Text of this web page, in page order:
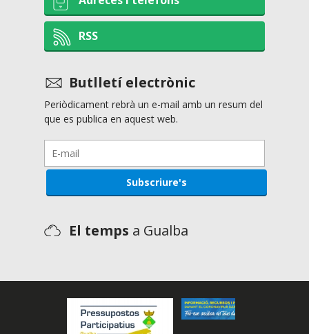
RSS
Butlletí electrònic
Periòdicament rebrà un e-mail amb un resum del
que es publica en aquest web.
El temps a Gualba